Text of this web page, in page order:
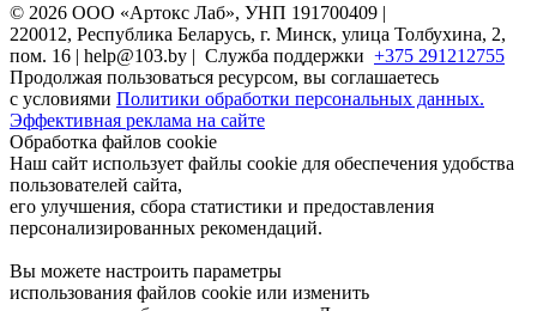
© 2026 ООО «Артокс Лаб», УНП 191700409 |
220012, Республика Беларусь, г. Минск, улица Толбухина, 2,
пом. 16 | help@103.by | Служба поддержки +375 291212755
Продолжая пользоваться ресурсом, вы соглашаетесь
с условиями Политики обработки персональных данных.
Эффективная реклама на сайте
Обработка файлов cookie
Наш сайт использует файлы cookie для обеспечения удобства
пользователей сайта,
его улучшения, сбора статистики и предоставления
персонализированных рекомендаций.
Вы можете настроить параметры
использования файлов cookie или изменить